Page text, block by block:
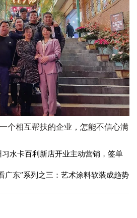
个相互帮扶的企业，怎能不信心满
水卡百利新店开业主动营销，签单
广东”系列之三：艺术涂料软装成趋势